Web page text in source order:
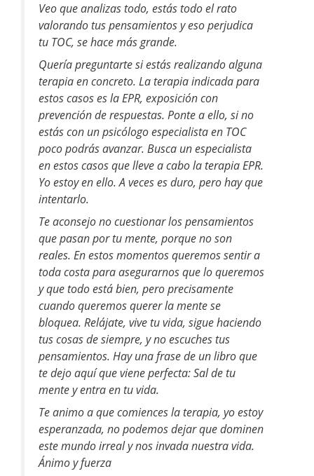
Veo que analizas todo, estás todo el rato
valorando tus pensamientos y eso perjudica
tu TOC, se hace más grande.
Quería preguntarte si estás realizando alguna
terapia en concreto. La terapia indicada para
estos casos es la EPR, exposición con
prevención de respuestas. Ponte a ello, si no
estás con un psicólogo especialista en TOC
poco podrás avanzar. Busca un especialista
en estos casos que lleve a cabo la terapia EPR.
Yo estoy en ello. A veces es duro, pero hay que
intentarlo.
Te aconsejo no cuestionar los pensamientos
que pasan por tu mente, porque no son
reales. En estos momentos queremos sentir a
toda costa para asegurarnos que lo queremos
y que todo está bien, pero precisamente
cuando queremos querer la mente se
bloquea. Relájate, vive tu vida, sigue haciendo
tus cosas de siempre, y no escuches tus
pensamientos. Hay una frase de un libro que
te dejo aquí que viene perfecta: Sal de tu
mente y entra en tu vida.
Te animo a que comiences la terapia, yo estoy
esperanzada, no podemos dejar que dominen
este mundo irreal y nos invada nuestra vida.
Ánimo y fuerza